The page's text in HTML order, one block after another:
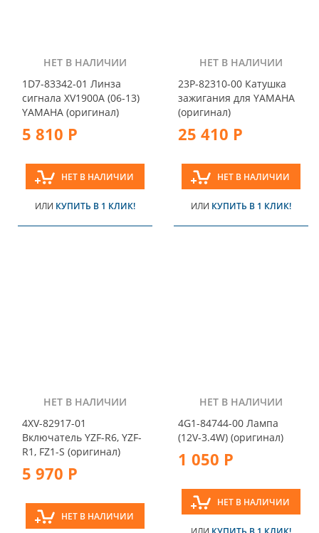
НЕТ В НАЛИЧИИ
1D7-83342-01 Линза
сигнала XV1900A (06-13)
YAMAHA (оригинал)
5 810 Р
НЕТ В НАЛИЧИИ
ИЛИ КУПИТЬ В 1 КЛИК!
НЕТ В НАЛИЧИИ
23P-82310-00 Катушка
зажигания для YAMAHA
(оригинал)
25 410 Р
НЕТ В НАЛИЧИИ
ИЛИ КУПИТЬ В 1 КЛИК!
НЕТ В НАЛИЧИИ
4XV-82917-01
Включатель YZF-R6, YZF-
R1, FZ1-S (оригинал)
5 970 Р
НЕТ В НАЛИЧИИ
НЕТ В НАЛИЧИИ
4G1-84744-00 Лампа
(12V-3.4W) (оригинал)
1 050 Р
НЕТ В НАЛИЧИИ